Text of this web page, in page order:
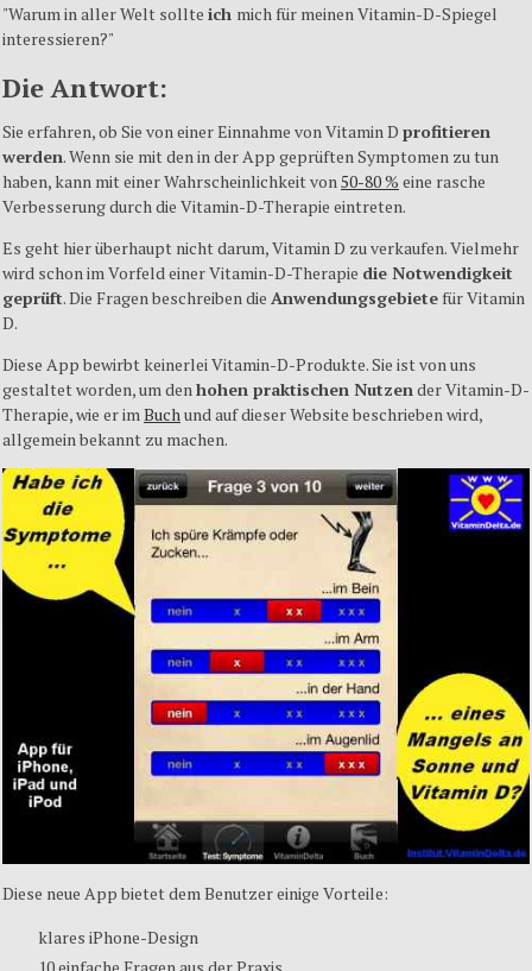
"WaruminallerWelt sollte ich mich für meinenVitamin-D-Spiegel
interessieren?"
DieAntwort:
Sie erfahren,ob Sie voneinerEinnahme von Vitamin D profitieren
werden.Wenn sie mitden inderApp geprüftenSymptomen zutun
haben, kann miteinerWahrscheinlichkeitvon50-80 % eine rasche
Verbesserungdurchdie Vitamin-D-Therapie eintreten.
Es geht hierüberhaupt nichtdarum, Vitamin D zuverkaufen.Vielmehr
wird schonimVorfeldeinerVitamin-D-Therapie die Notwendigkeit
geprüft. Die Fragenbeschreibendie Anwendungsgebiete fürVitamin
D.
Diese App bewirbt keinerleiVitamin-D-Produkte.Sie istvonuns
gestaltetworden, um denhohen praktischen NutzenderVitamin-D-
Therapie,wie erimBuchundaufdieserWebsite beschriebenwird,
allgemeinbekannt zu machen.
Diese neue App bietetdemBenutzereinige Vorteile:
klares iPhone-Design